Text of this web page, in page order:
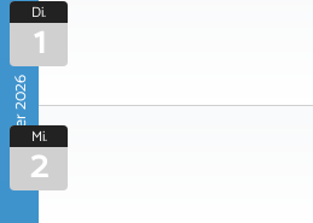
September 2026
Di.
1
Mi.
2